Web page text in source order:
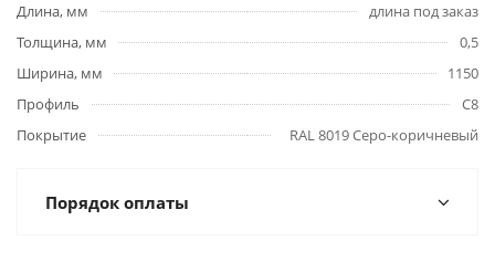
Длина, мм
длина под заказ
Толщина, мм
0,5
Ширина, мм
1150
Профиль
С8
Покрытие
RAL 8019 Серо-коричневый
Порядок оплаты